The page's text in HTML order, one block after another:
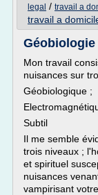
legal / travail a
travail a
Géobiologie
Mon travail
nuisances sur
Géobiologique ;
Subtil
Il me semble
trois niveaux ;
et spirituel
nuisances
vampirisant